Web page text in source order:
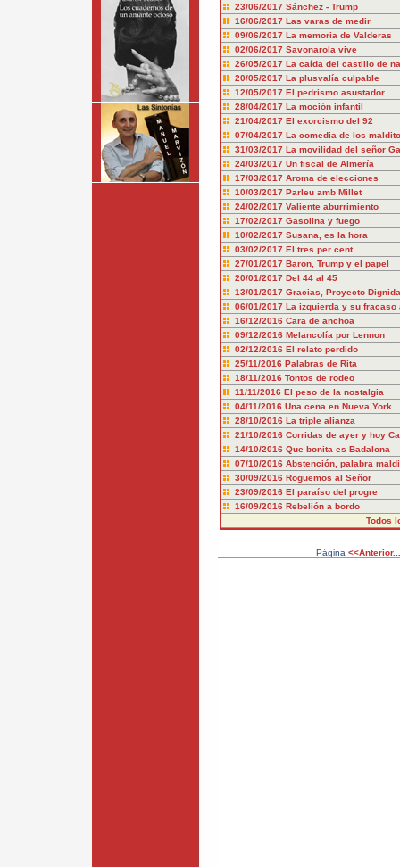
23/06/2017 Sánchez - Trump
16/06/2017 Las varas de medir
09/06/2017 La memoria de Valderas
02/06/2017 Savonarola vive
26/05/2017 La caída del castillo de
20/05/2017 La plusvalía culpable
12/05/2017 El pedrismo asustador
28/04/2017 La moción infantil
21/04/2017 El exorcismo del 92
07/04/2017 La comedia de los
31/03/2017 La movilidad del señor
24/03/2017 Un fiscal de Almería
17/03/2017 Aroma de elecciones
10/03/2017 Parleu amb Millet
24/02/2017 Valiente aburrimiento
17/02/2017 Gasolina y fuego
10/02/2017 Susana, es la hora
03/02/2017 El tres per cent
27/01/2017 Baron, Trump y el papel
20/01/2017 Del 44 al 45
13/01/2017 Gracias, Proyecto
06/01/2017 La izquierda y su fracaso
16/12/2016 Cara de anchoa
09/12/2016 Melancolía por Lennon
02/12/2016 El relato perdido
25/11/2016 Palabras de Rita
18/11/2016 Tontos de rodeo
11/11/2016 El peso de la nostalgia
04/11/2016 Una cena en Nueva York
28/10/2016 La triple alianza
21/10/2016 Corridas de ayer y hoy
14/10/2016 Que bonita es Badalona
07/10/2016 Abstención, palabra
30/09/2016 Roguemos al Señor
23/09/2016 El paraíso del progre
16/09/2016 Rebelión a bordo
Todos
Página <<Anterior...